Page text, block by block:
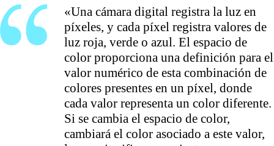
«Una cámara digital registra la luz en
píxeles, y cada píxel registra valores de
luz roja, verde o azul. El espacio de
color proporciona una definición para el
valor numérico de esta combinación de
colores presentes en un píxel, donde
cada valor representa un color diferente.
Si se cambia el espacio de color,
cambiará el color asociado a este valor,